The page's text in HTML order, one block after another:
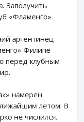
Заполучить
«Фламенго».
аргентинец
Филипе
перед клубным
намерен
летом. В
не числился.